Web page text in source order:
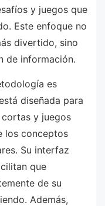
y juegos que
Este enfoque no
divertido, sino
de información.
es
diseñada para
y juegos
los conceptos
Su interfaz
que
de su
Además,